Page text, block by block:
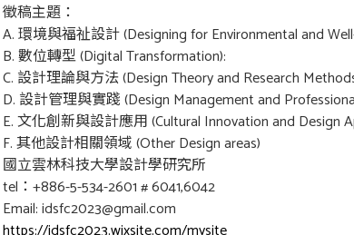
徵稿主題：
A. 環境與福祉設計 (Designing for Environmental and
B. 數位轉型 (Digital Transformation):
C. 設計理論與方法 (Design Theory and Research
D. 設計管理與實踐 (Design Management and
E. 文化創新與設計應用 (Cultural Innovation and Design
F. 其他設計相關領域 (Other Design areas)
國立雲林科技大學設計學研究所
tel：+886-5-534-2601 # 6041,6042
Email: idsfc2023@gmail.com